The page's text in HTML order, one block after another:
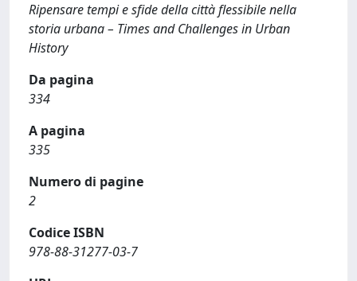
Ripensare tempi e sfide della città flessibile nella
storia urbana – Times and Challenges in Urban
History
Da pagina
334
A pagina
335
Numero di pagine
2
Codice ISBN
978-88-31277-03-7